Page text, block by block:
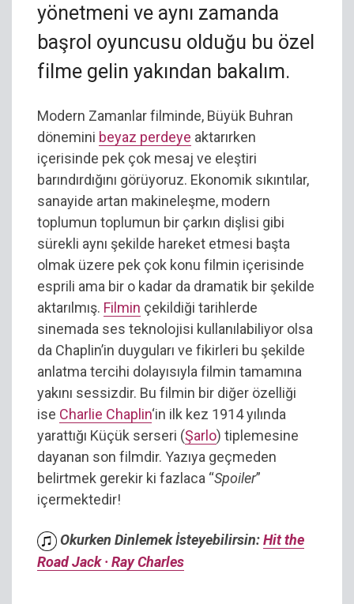
yönetmeni ve aynı zamanda
başrol oyuncusu olduğu bu özel
filme gelin yakından bakalım.
Modern Zamanlar filminde, Büyük Buhran
dönemini beyaz perdeye aktarırken
içerisinde pek çok mesaj ve eleştiri
barındırdığını görüyoruz. Ekonomik sıkıntılar,
sanayide artan makineleşme, modern
toplumun toplumun bir çarkın dişlisi gibi
sürekli aynı şekilde hareket etmesi başta
olmak üzere pek çok konu filmin içerisinde
esprili ama bir o kadar da dramatik bir şekilde
aktarılmış. Filmin çekildiği tarihlerde
sinemada ses teknolojisi kullanılabiliyor olsa
da Chaplin’in duyguları ve fikirleri bu şekilde
anlatma tercihi dolayısıyla filmin tamamına
yakını sessizdir. Bu filmin bir diğer özelliği
ise Charlie Chaplin‘in ilk kez 1914 yılında
yarattığı Küçük serseri (Şarlo) tiplemesine
dayanan son filmdir. Yazıya geçmeden
belirtmek gerekir ki fazlaca “Spoiler”
içermektedir!
Okurken Dinlemek İsteyebilirsin:Hit the
Road Jack · Ray Charles